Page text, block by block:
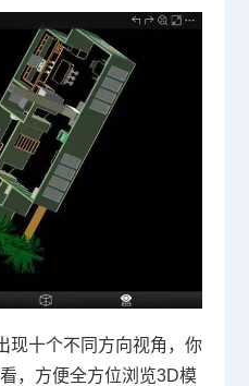
现十个不同方向视角，你
，方便全方位浏览3D模